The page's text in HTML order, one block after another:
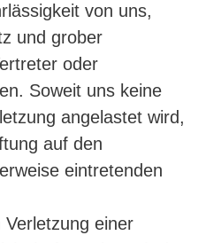
von uns,
und grober
oder
Soweit uns keine
angelastet wird,
auf den
eintretenden
einer